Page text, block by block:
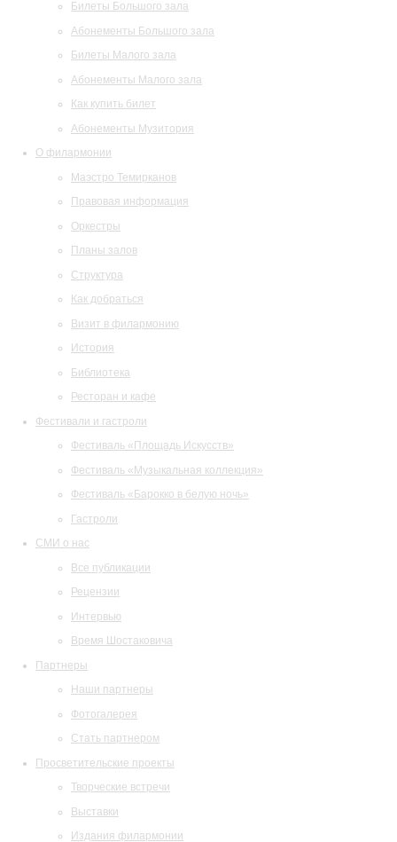
Билеты Большого зала
Абонементы Большого зала
Билеты Малого зала
Абонементы Малого зала
Как купить билет
Абонементы Музитория
О филармонии
Маэстро Темирканов
Правовая информация
Оркестры
Планы залов
Структура
Как добраться
Визит в филармонию
История
Библиотека
Ресторан и кафе
Фестивали и гастроли
Фестиваль «Площадь Искусств»
Фестиваль «Музыкальная коллекция»
Фестиваль «Барокко в белую ночь»
Гастроли
СМИ о нас
Все публикации
Рецензии
Интервью
Время Шостаковича
Партнеры
Наши партнеры
Фотогалерея
Стать партнером
Просветительские проекты
Творческие встречи
Выставки
Издания филармонии